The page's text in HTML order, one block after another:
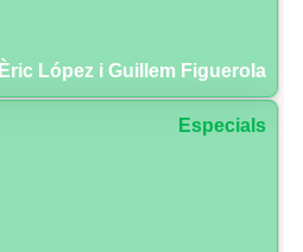
Èric López i Guillem Figuerola
Especials